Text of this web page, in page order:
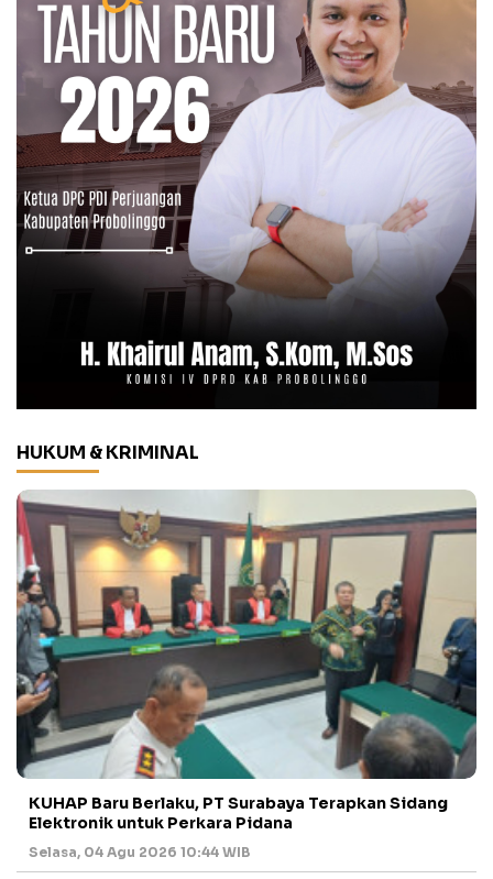
HUKUM & KRIMINAL
KUHAP Baru Berlaku, PT Surabaya Terapkan Sidang
Elektronik untuk Perkara Pidana
Selasa, 04 Agu 2026 10:44 WIB